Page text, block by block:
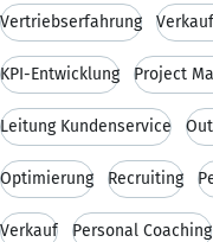
Vertriebserfahrung
KPI-Entwicklung Project
Leitung Kundenservice
Optimierung Recruiting
Verkauf Personal Coaching